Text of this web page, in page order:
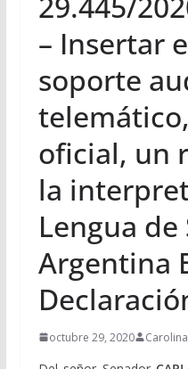
– Insertar
soporte
oficial, un
la
Lengua de
Argentina
octubre 29, 2020